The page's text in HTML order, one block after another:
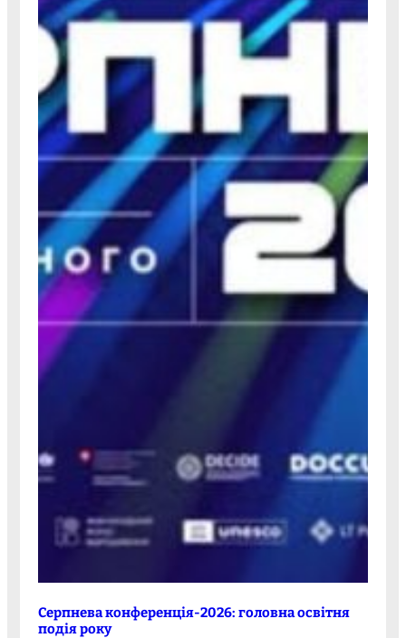
Серпнева конференція-2026: головна освітня
подія року